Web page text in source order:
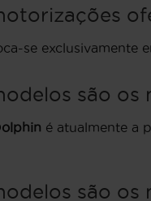
se exclusivamente
são os
é atualmente a
são os